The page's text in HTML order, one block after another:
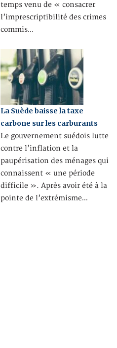
temps venu de « consacrer
l’imprescriptibilité des crimes
commis…
La Suède baisse la taxe
carbone sur les carburants
Le gouvernement suédois lutte
contre l’inflation et la
paupérisation des ménages qui
connaissent « une période
difficile ». Après avoir été à la
pointe de l’extrémisme…